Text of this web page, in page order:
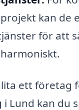
kan de
för att
ett företag
Lund kan du